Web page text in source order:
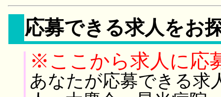
応募できる求人をお
※ここから求人に応
あなたが応募できる求